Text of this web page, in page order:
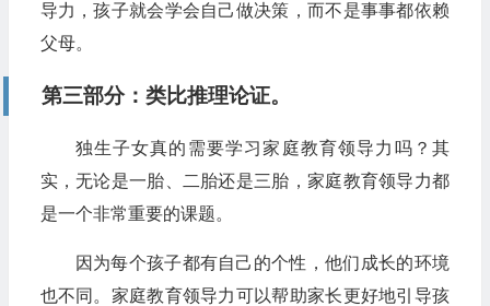
导力，孩子就会学会自己做决策，而不是事事都依赖
父母。
第三部分：类比推理论证。
独生子女真的需要学习家庭教育领导力吗？其
实，无论是一胎、二胎还是三胎，家庭教育领导力都
是一个非常重要的课题。
因为每个孩子都有自己的个性，他们成长的环境
也不同。家庭教育领导力可以帮助家长更好地引导孩